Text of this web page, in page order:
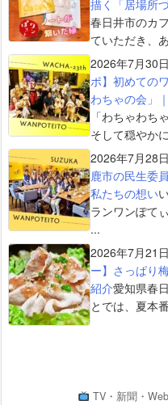
描く「居場所
春日井市のカ
ていただき、
2026年7月30日
ポ】初めての
わちゃの会」
「わちゃわち
そして穏やか
2026年7月28日
鹿市の民生委
私たちの想い
ランワンぽて
...
2026年7月21日
ー】さっぱり
紹介愛知県春
とでは、夏本
TV・新聞・